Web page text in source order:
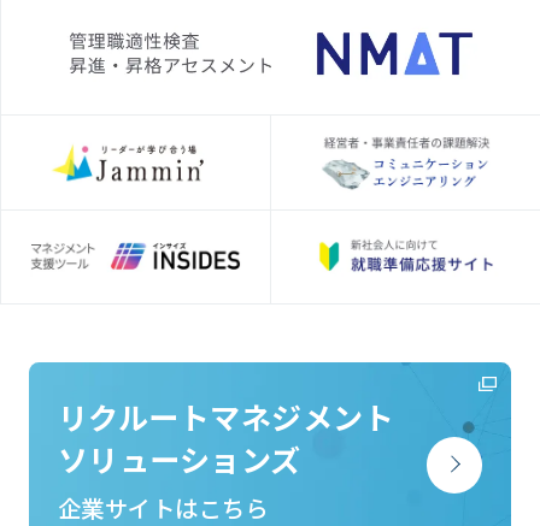
リクルートマネジメント
ソリューションズ
企業サイトはこちら